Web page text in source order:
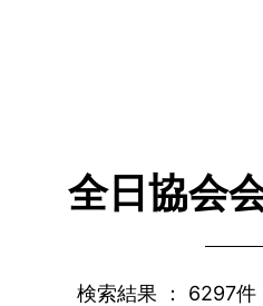
全日協会
検索結果 ： 6297件